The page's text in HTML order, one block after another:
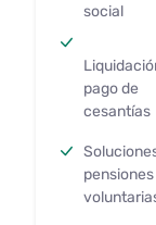
social
pago de
cesantías
pensiones